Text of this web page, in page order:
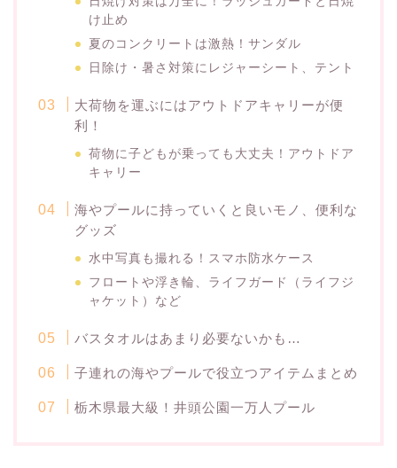
け止め
夏のコンクリートは激熱！サンダル
日除け・暑さ対策にレジャーシート、テント
大荷物を運ぶにはアウトドアキャリーが便
利！
荷物に子どもが乗っても大丈夫！アウトドア
キャリー
海やプールに持っていくと良いモノ、便利な
グッズ
水中写真も撮れる！スマホ防水ケース
フロートや浮き輪、ライフガード（ライフジ
ャケット）など
バスタオルはあまり必要ないかも…
子連れの海やプールで役立つアイテムまとめ
栃木県最大級！井頭公園一万人プール